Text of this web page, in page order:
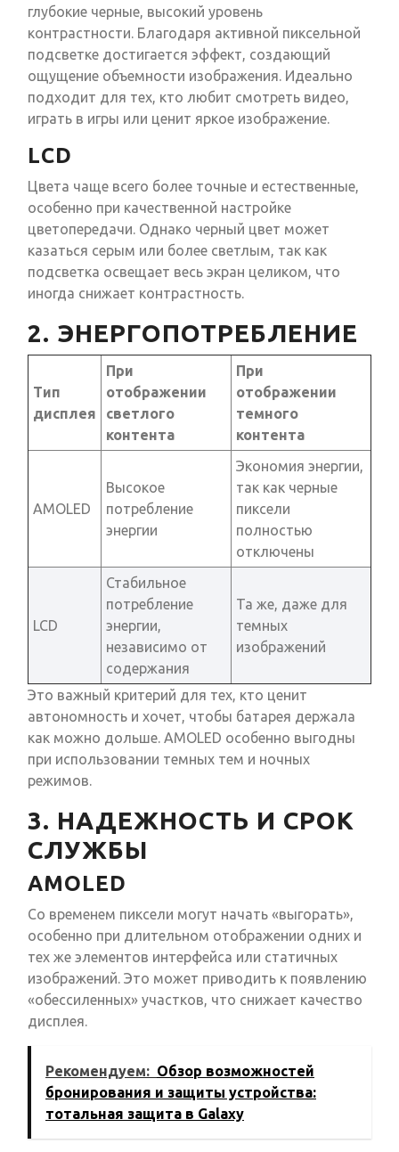
глубокие черные, высокий уровень
контрастности. Благодаря активной пиксельной
подсветке достигается эффект, создающий
ощущение объемности изображения. Идеально
подходит для тех, кто любит смотреть видео,
играть в игры или ценит яркое изображение.
LCD
Цвета чаще всего более точные и естественные,
особенно при качественной настройке
цветопередачи. Однако черный цвет может
казаться серым или более светлым, так как
подсветка освещает весь экран целиком, что
иногда снижает контрастность.
2. ЭНЕРГОПОТРЕБЛЕНИЕ
Тип
дисплея
При
отображении
светлого
контента
При
отображении
темного
контента
AMOLED
Высокое
потребление
энергии
Экономия энергии,
так как черные
пиксели
полностью
отключены
LCD
Стабильное
потребление
энергии,
независимо от
содержания
Та же, даже для
темных
изображений
Это важный критерий для тех, кто ценит
автономность и хочет, чтобы батарея держала
как можно дольше. AMOLED особенно выгодны
при использовании темных тем и ночных
режимов.
3. НАДЕЖНОСТЬ И СРОК
СЛУЖБЫ
AMOLED
Со временем пиксели могут начать «выгорать»,
особенно при длительном отображении одних и
тех же элементов интерфейса или статичных
изображений. Это может приводить к появлению
«обессиленных» участков, что снижает качество
дисплея.
Рекомендуем: Обзор возможностей
бронирования и защиты устройства:
тотальная защита в Galaxy